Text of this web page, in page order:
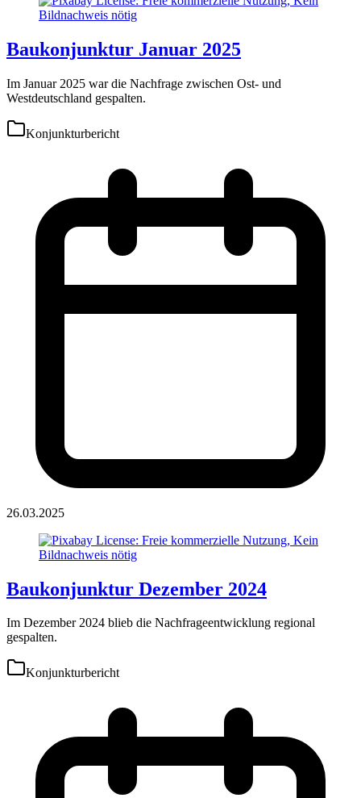
Baukonjunktur Januar 2025
Im Januar 2025 war die Nachfrage zwischen Ost- und
Westdeutschland gespalten.
Konjunkturbericht
26.03.2025
Baukonjunktur Dezember 2024
Im Dezember 2024 blieb die Nachfrageentwicklung regional
gespalten.
Konjunkturbericht